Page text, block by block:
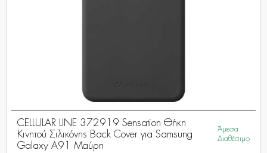
CELLULAR LINE 372919 Sensation Θήκη
Κινητού Σιλικόνης Back Cover για Samsung
Galaxy A91 Μαύρη
Άμεσα
Διαθέσιμο